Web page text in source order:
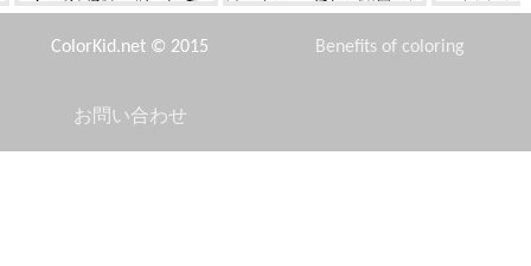
マニーと陽気オポッサム マーティの誕生日 プリンセ
ColorKid.net © 2015 Benefits of coloring
お問い合わせ